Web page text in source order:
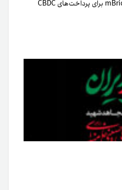
عربستان سعودی به طرح mBridge برای پرداخت‌های CBDC